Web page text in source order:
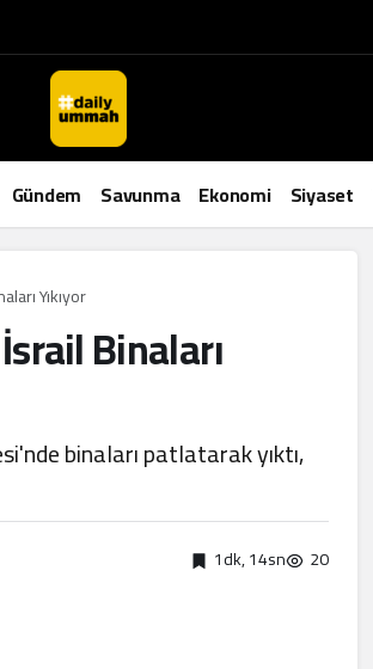
Gündem Savunma Ekonomi Siyaset
Yıkıyor
Binaları
binaları patlatarak yıktı,
1dk, 14sn 20